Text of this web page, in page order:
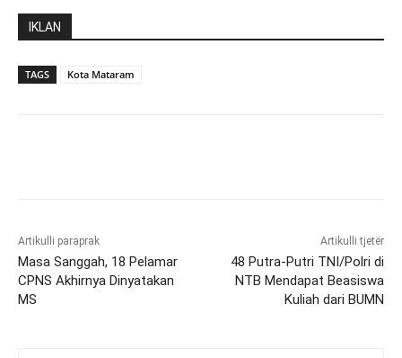
IKLAN
TAGS Kota Mataram
Artikulli paraprak
Masa Sanggah, 18 Pelamar
CPNS Akhirnya Dinyatakan
MS
Artikulli tjetër
48 Putra-Putri TNI/Polri di
NTB Mendapat Beasiswa
Kuliah dari BUMN